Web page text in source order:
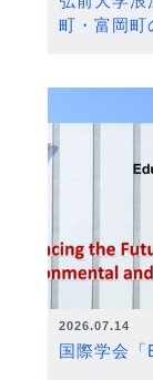
町・富岡町
2026.07.14
国際学会「